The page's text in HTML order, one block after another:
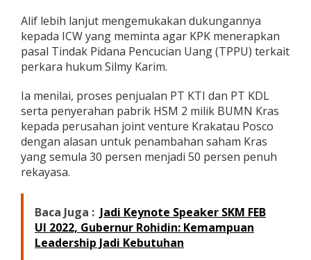
r
i
m
Alif lebih lanjut mengemukakan dukungannya
kepada ICW yang meminta agar KPK menerapkan
pasal Tindak Pidana Pencucian Uang (TPPU) terkait
perkara hukum Silmy Karim.
Ia menilai, proses penjualan PT KTI dan PT KDL
serta penyerahan pabrik HSM 2 milik BUMN Kras
kepada perusahan joint venture Krakatau Posco
dengan alasan untuk penambahan saham Kras
yang semula 30 persen menjadi 50 persen penuh
rekayasa.
Baca Juga : Jadi Keynote Speaker SKM FEB
UI 2022, Gubernur Rohidin: Kemampuan
Leadership Jadi Kebutuhan